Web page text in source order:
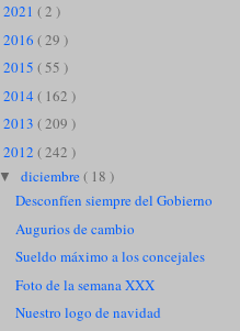
2021 ( 2 )
2016 ( 29 )
2015 ( 55 )
2014 ( 162 )
2013 ( 209 )
2012 ( 242 )
▼ diciembre( 18 )
Desconfíen siempre del Gobierno
Augurios de cambio
Sueldo máximo a los concejales
Foto de la semana XXX
Nuestro logo de navidad